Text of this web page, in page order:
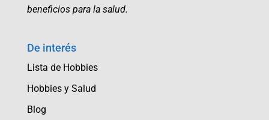
beneficios para la salud.
De interés
Lista de Hobbies
Hobbies y Salud
Blog